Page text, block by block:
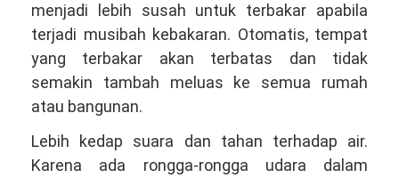
menjadi lebih susah untuk terbakar apabila
terjadi musibah kebakaran. Otomatis, tempat
yang terbakar akan terbatas dan tidak
semakin tambah meluas ke semua rumah
atau bangunan.
Lebih kedap suara dan tahan terhadap air.
Karena ada rongga-rongga udara dalam